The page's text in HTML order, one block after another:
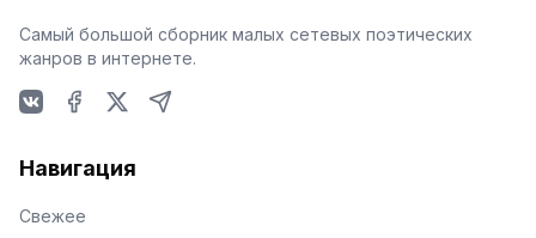
Самый большой сборник малых сетевых поэтических
жанров в интернете.
Навигация
Свежее